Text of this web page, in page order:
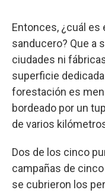
Entonces, ¿cuál
sanducero? Que a
ciudades ni
superficie
forestación es
bordeado por un
de varios
Dos de los cinco
campañas de
se cubrieron los